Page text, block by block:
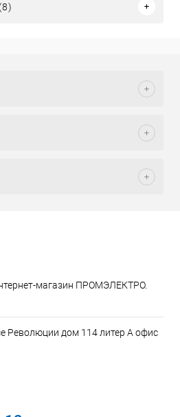
магазин ПРОМЭЛЕКТРО.
Революции дом 114 литер А офис